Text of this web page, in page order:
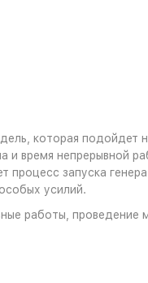
которая подойдет
и время непрерывной
процесс запуска
усилий.
работы, проведение